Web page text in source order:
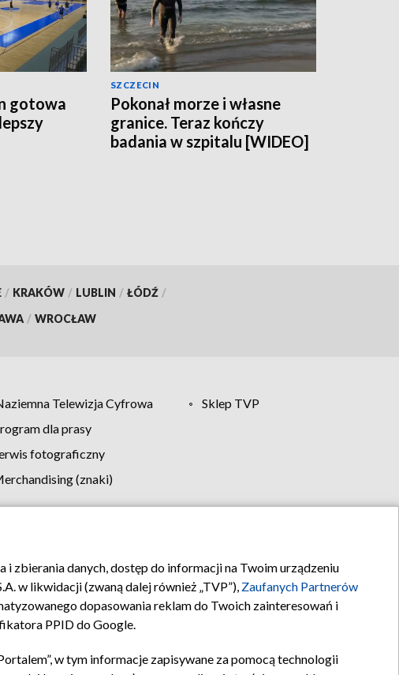
gotowa
SZCZECIN
Pokonał morze i własne
granice. Teraz kończy
badania w szpitalu [WIDEO]
/ KRAKÓW / LUBLIN / ŁÓDŹ /
/ WROCŁAW
Telewizja Cyfrowa
Sklep TVP
dla prasy
fotograficzny
(znaki)
reklamy Kontakt
zbierania danych, dostęp do informacji na Twoim urządzeniu
w likwidacji (zwaną dalej również „TVP”), Zaufanych Partnerów
dopasowania reklam do Twoich zainteresowań i
PPID do Google.
w tym informacje zapisywane za pomocą technologii